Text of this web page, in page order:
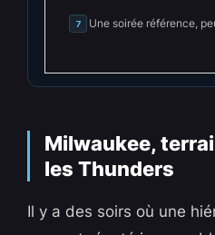
7 Une soirée référence,
Milwaukee,
les Thunders
Il y a des soirs où une